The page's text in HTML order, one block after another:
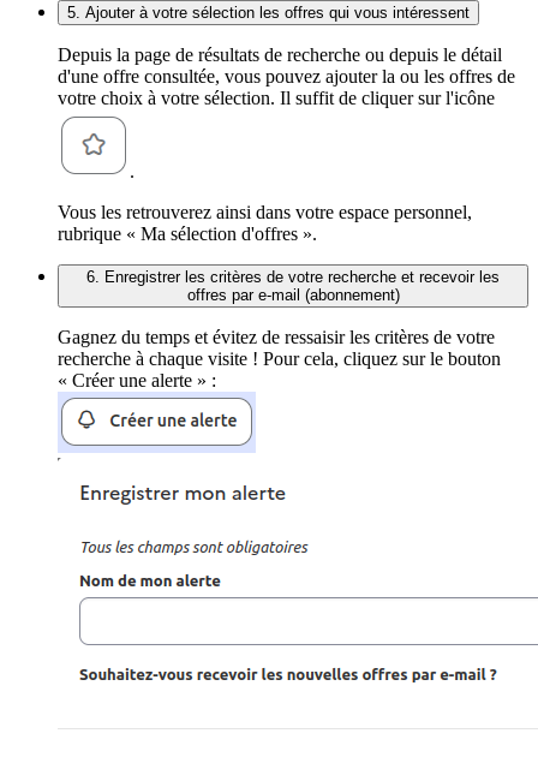
5. Ajouter à votre sélection les offres qui vous intéressent
Depuis la page de résultats de recherche ou depuis le détail
d'une offre consultée, vous pouvez ajouter la ou les offres de
votre choix à votre sélection. Il suffit de cliquer sur l'icône
.
Vous les retrouverez ainsi dans votre espace personnel,
rubrique « Ma sélection d'offres ».
6. Enregistrer les critères de votre recherche et recevoir les
offres par e-mail (abonnement)
Gagnez du temps et évitez de ressaisir les critères de votre
recherche à chaque visite ! Pour cela, cliquez sur le bouton
« Créer une alerte » :